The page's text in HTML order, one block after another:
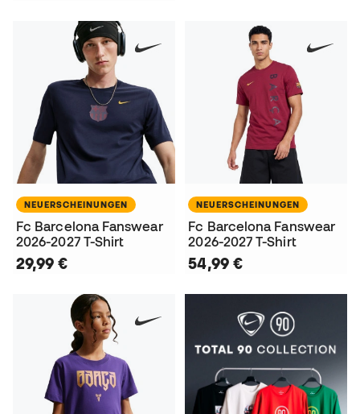
NEUERSCHEINUNGEN
Fc Barcelona Fanswear
2026-2027 T-Shirt
29,99 €
NEUERSCHEINUNGEN
Fc Barcelona Fanswear
2026-2027 T-Shirt
54,99 €